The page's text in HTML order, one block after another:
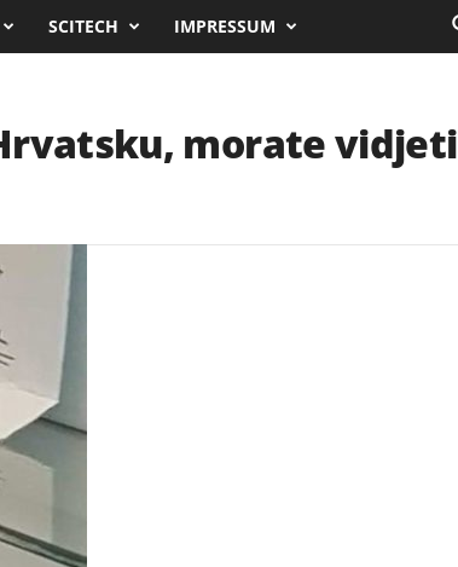
SCITECH IMPRESSUM
morate vidjeti